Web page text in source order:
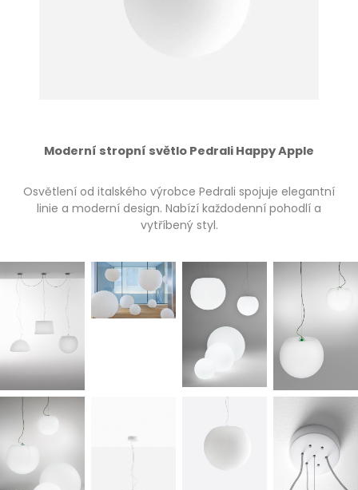
Moderní stropní světlo Pedrali Happy Apple
Osvětlení od italského výrobce Pedrali spojuje elegantní
linie a moderní design. Nabízí každodenní pohodlí a
vytříbený styl.